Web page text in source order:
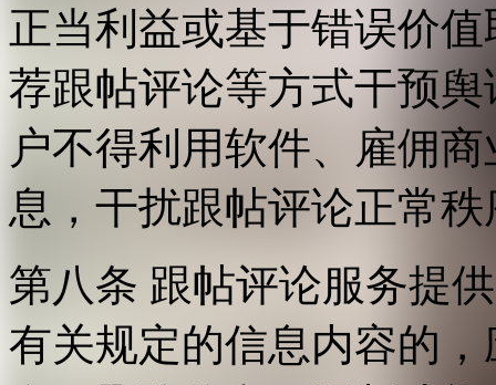
正当利益或基于错误价
荐跟帖评论等方式干预
户不得利用软件、雇佣
息，干扰跟帖评论正常
第八条 跟帖评论服务提
有关规定的信息内容的